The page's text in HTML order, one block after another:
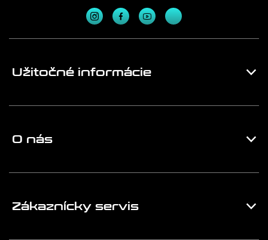
Užitočné informácie
O nás
Zákaznícky servis